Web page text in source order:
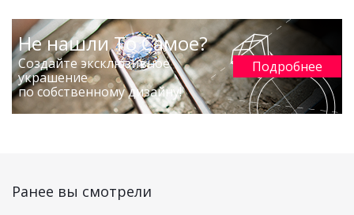
Не нашли То Самое?
Создайте эксклюзивное
украшение
по собственному дизайну!
Подробнее
Ранее вы смотрели